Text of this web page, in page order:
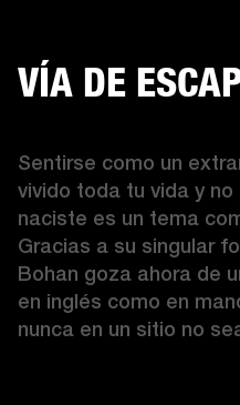
VÍA DE
Sentirse como un
vivido toda tu vida y
naciste es un tema
Gracias a su singular
Bohan goza ahora de
en inglés como en
nunca en un sitio no